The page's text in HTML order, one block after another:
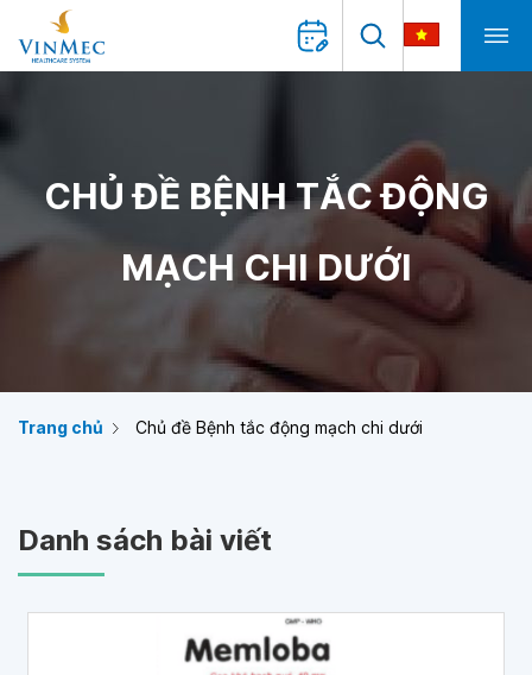
CHỦ ĐỀ BỆNH TẮC ĐỘNG
MẠCH CHI DƯỚI
Trang chủ Chủ đề Bệnh tắc động mạch chi dưới
Danh sách bài viết